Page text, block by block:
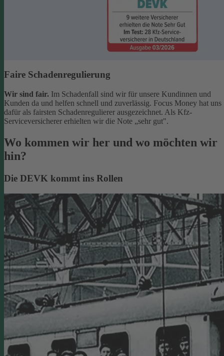
Faire Schadenregulierung
Wir sind fair. Im Schadenfall sind wir für unsere Kundinnen und
Kunden da und helfen schnell und zuverlässig. Focus Money hat uns
dafür als fairsten Schadenregulierer ausgezeichnet. Als Kfz-
Serviceversicherer erhielten wir die Note „sehr gut".
Wo kommen wir her und wo möchten wir
hin?
Die DEVK kommt ins Rollen